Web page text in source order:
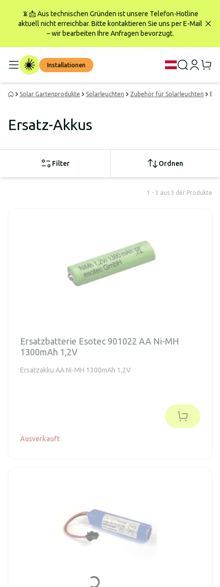
📵📩 Aus technischen Gründen ist unsere Telefon-Hotline
aktuell nicht erreichbar. Bitte kontaktieren Sie uns per E-Mail
– wir bearbeiten Ihre Anfragen bevorzugt.
Installationen
Solar Gartenprodukte Solarleuchten Zubehör für Solarleuchten
Ersatz-Akkus
Filter Ordnen
1 - 3 aus 3 der Produkte
Ersatzbatterie Esotec 901022 AA Ni-MH
1300mAh 1,2V
Ersatzakku AA Ni-MH 1300mAh 1,2V
Ausverkauft